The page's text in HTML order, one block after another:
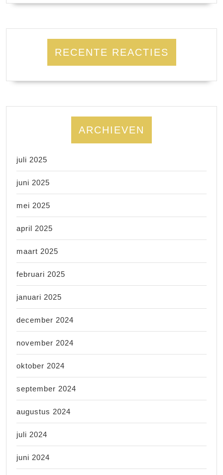
RECENTE REACTIES
ARCHIEVEN
juli 2025
juni 2025
mei 2025
april 2025
maart 2025
februari 2025
januari 2025
december 2024
november 2024
oktober 2024
september 2024
augustus 2024
juli 2024
juni 2024